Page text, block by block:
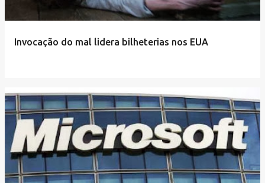
Invocação do mal lidera bilheterias nos EUA